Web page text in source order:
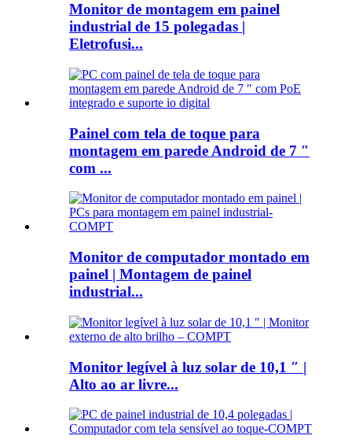
Monitor de montagem em painel
industrial de 15 polegadas |
Eletrofusi...
Painel com tela de toque para
montagem em parede Android de 7 ″
com ...
Monitor de computador montado em
painel | Montagem de painel
industrial...
Monitor legível à luz solar de 10,1 ″ |
Alto ao ar livre...